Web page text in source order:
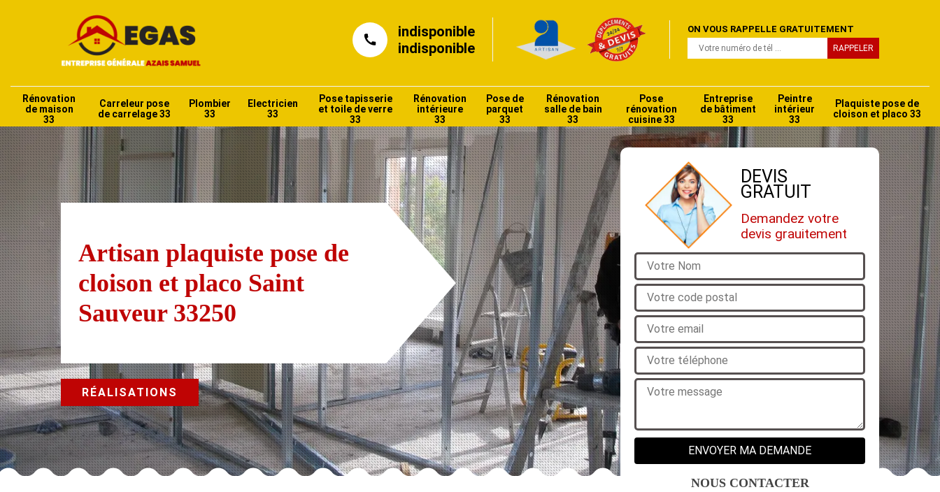
indisponible
indisponible
ON VOUS RAPPELLE GRATUITEMENT
Rénovation
de maison
33
Carreleur pose
de carrelage 33
Plombier
33
Electricien
33
Pose tapisserie
et toile de verre
33
Rénovation
intérieure
33
Pose de
parquet
33
Rénovation
salle de bain
33
Pose
rénovation
cuisine 33
Entreprise
de bâtiment
33
Peintre
intérieur
33
Plaquiste pose de
cloison et placo 33
Artisan plaquiste pose de
cloison et placo Saint
Sauveur 33250
RÉALISATIONS
DEVIS
GRATUIT
Demandez votre
devis grauitement
NOUS CONTACTER